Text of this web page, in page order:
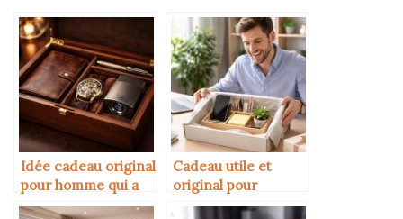
Idée cadeau original
pour homme qui a
déjà tout
Cadeau utile et
original pour
collègue de travail